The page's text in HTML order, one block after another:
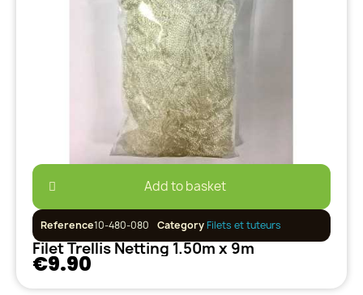
Add to basket
Reference10-480-080 CategoryFilets et tuteurs
Filet Trellis Netting 1.50m x 9m
€9.90